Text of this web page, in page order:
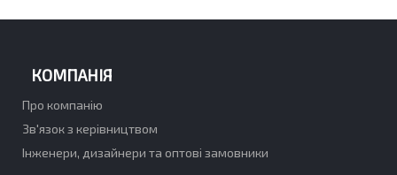
КОМПАНІЯ
Про компанію
Зв'язок з керівництвом
Інженери, дизайнери та оптові замовники